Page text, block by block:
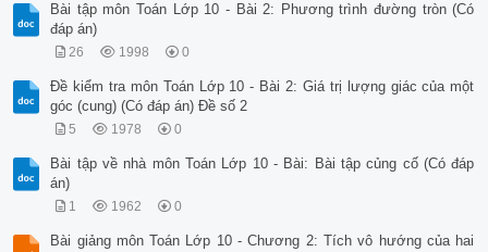
Bài tập môn Toán Lớp 10 - Bài 2: Phương trình đường tròn (Có
đáp án)
26 1998 0
Đề kiểm tra môn Toán Lớp 10 - Bài 2: Giá trị lượng giác của một
góc (cung) (Có đáp án) Đề số 2
5 1978 0
Bài tập về nhà môn Toán Lớp 10 - Bài: Bài tập củng cố (Có đáp
án)
1 1962 0
Bài giảng môn Toán Lớp 10 - Chương 2: Tích vô hướng của hai